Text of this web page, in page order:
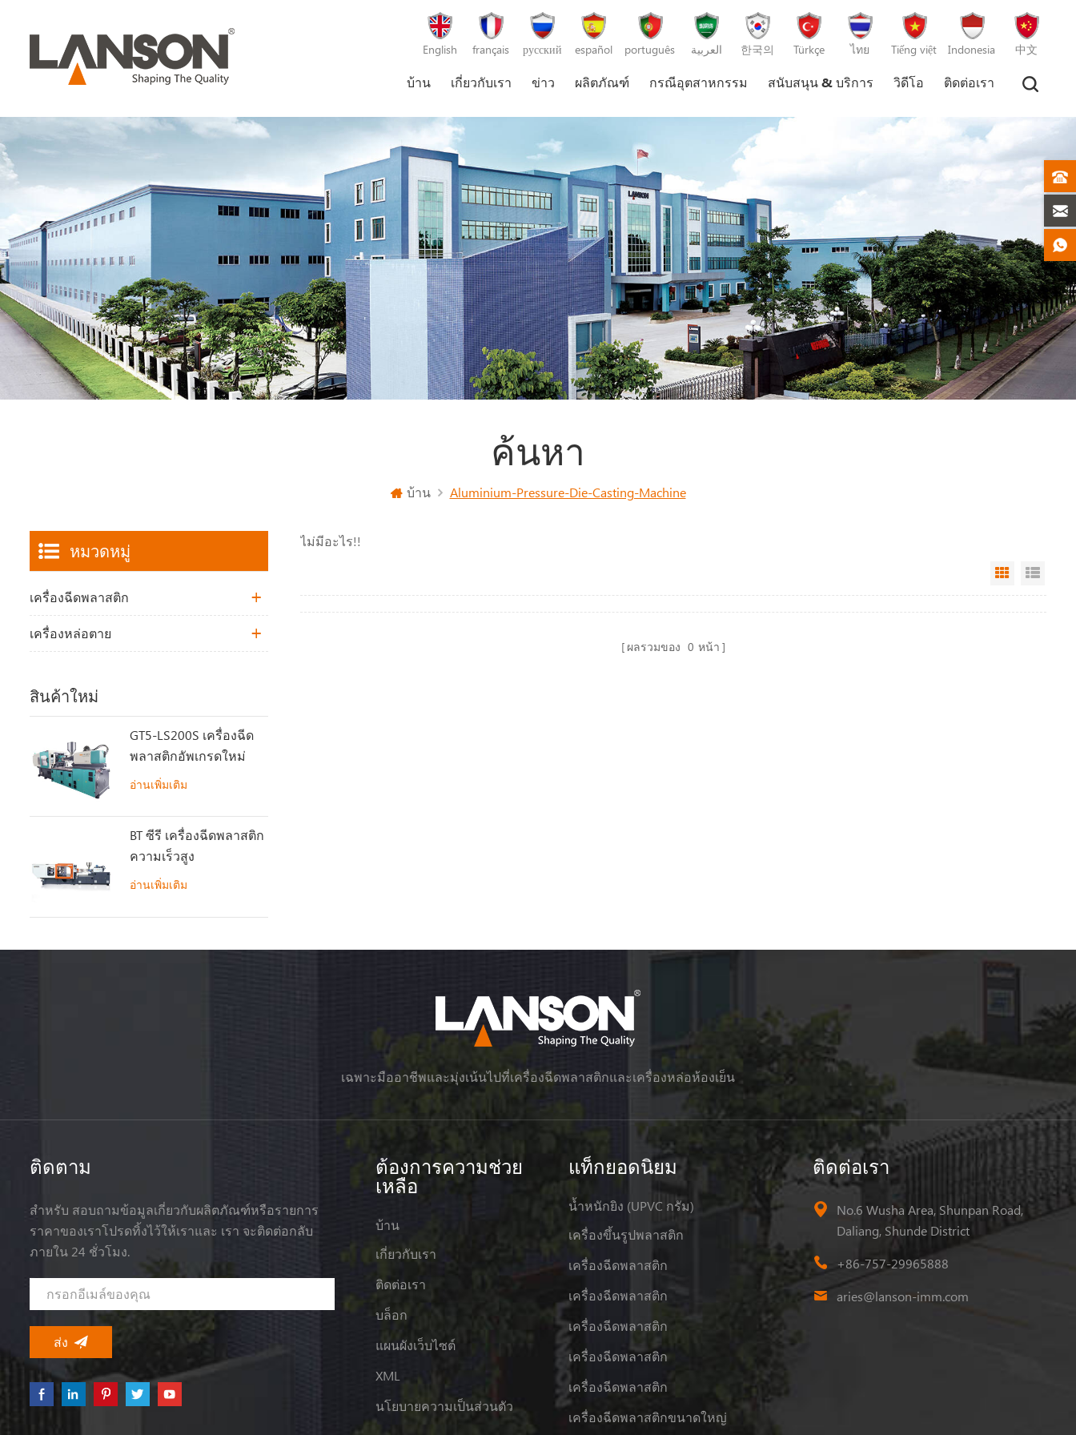
English français русский español português العربية 한국의 Türkçe ไทย Tiếng việt Indonesia 中文
บ้าน เกี่ยวกับเรา ข่าว ผลิตภัณฑ์ กรณีอุตสาหกรรม สนับสนุน & บริการ วิดีโอ ติดต่อเรา
ค้นหา
บ้าน Aluminium-Pressure-Die-Casting-Machine
ไม่มีอะไร!!
Grid View
ผลรวมของ 0 หน้า
หมวดหมู่
เครื่องฉีดพลาสติก
เครื่องหล่อตาย
สินค้าใหม่
GT5-LS200S เครื่องฉีด
พลาสติกอัพเกรดใหม่
อ่านเพิ่มเติม
BT ซีรี เครื่องฉีดพลาสติก
ความเร็วสูง
อ่านเพิ่มเติม
เฉพาะมืออาชีพและมุ่งเน้นไปที่เครื่องฉีดพลาสติกและเครื่องหล่อห้องเย็น
ติดตาม
สำหรับ สอบถามข้อมูลเกี่ยวกับผลิตภัณฑ์หรือรายการ
ราคาของเราโปรดทิ้งไว้ให้เราและ เรา จะติดต่อกลับ
ภายใน 24 ชั่วโมง.
ต้องการความช่วย
เหลือ
บ้าน
เกี่ยวกับเรา
ติดต่อเรา
บล็อก
แผนผังเว็บไซต์
XML
นโยบายความเป็นส่วนตัว
แท็กยอดนิยม
น้ำหนักยิง (UPVC กรัม)
เครื่องขึ้นรูปพลาสติก
เครื่องฉีดพลาสติก
เครื่องฉีดพลาสติก
เครื่องฉีดพลาสติก
เครื่องฉีดพลาสติก
เครื่องฉีดพลาสติก
เครื่องฉีดพลาสติกขนาดใหญ่
ติดต่อเรา
No.6 Wusha Area, Shunpan Road,
Daliang, Shunde District
+86-757-29965888
aries@lanson-imm.com